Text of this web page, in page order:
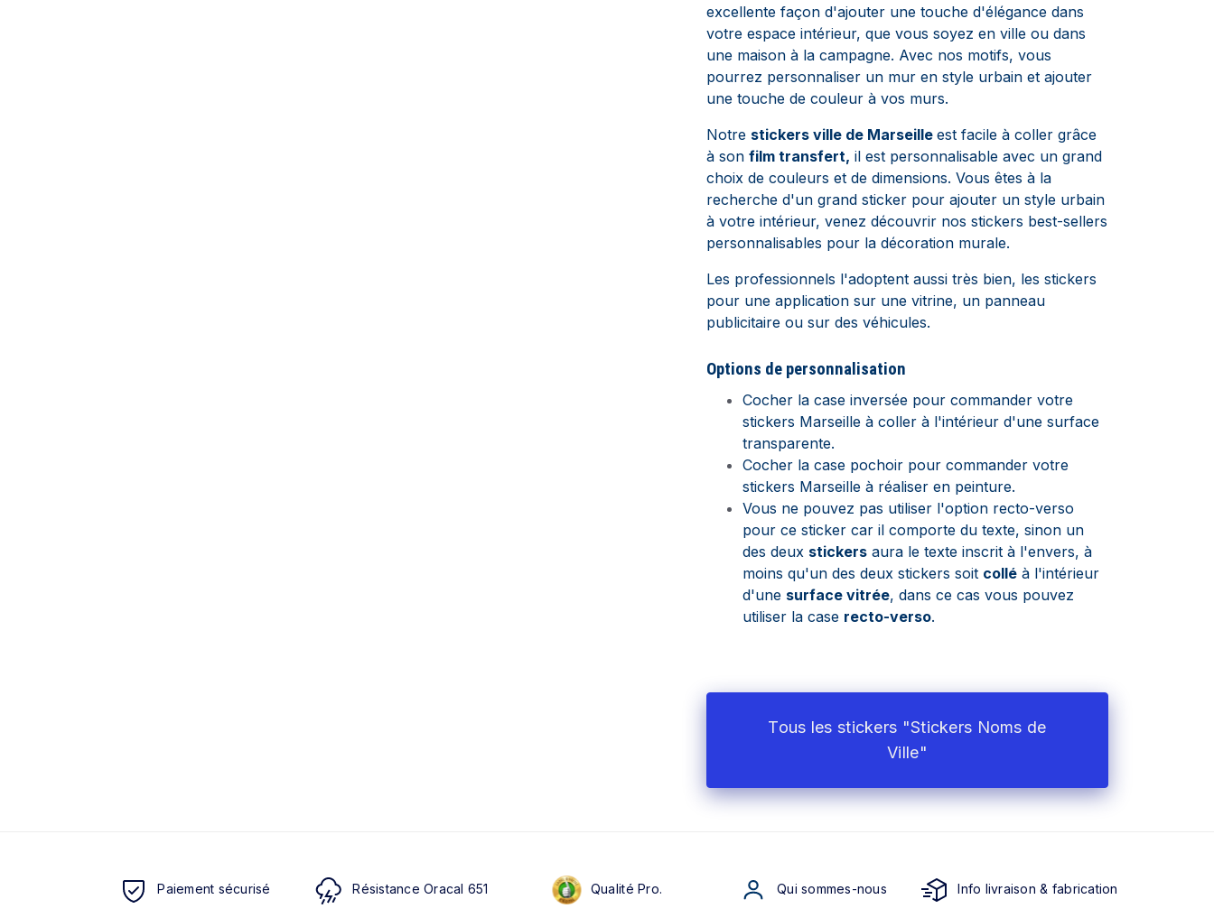
excellente façon d'ajouter une touche d'élégance dans
votre espace intérieur, que vous soyez en ville ou dans
une maison à la campagne. Avec nos motifs, vous
pourrez personnaliser un mur en style urbain et ajouter
une touche de couleur à vos murs.
Notre stickers ville de Marseille est facile à coller grâce
à son film transfert, il est personnalisable avec un grand
choix de couleurs et de dimensions. Vous êtes à la
recherche d'un grand sticker pour ajouter un style urbain
à votre intérieur, venez découvrir nos stickers best-sellers
personnalisables pour la décoration murale.
Les professionnels l'adoptent aussi très bien, les stickers
pour une application sur une vitrine, un panneau
publicitaire ou sur des véhicules.
Options de personnalisation
Cocher la case inversée pour commander votre
stickers Marseille à coller à l'intérieur d'une surface
transparente.
Cocher la case pochoir pour commander votre
stickers Marseille à réaliser en peinture.
Vous ne pouvez pas utiliser l'option recto-verso
pour ce sticker car il comporte du texte, sinon un
des deux stickers aura le texte inscrit à l'envers, à
moins qu'un des deux stickers soit collé à l'intérieur
d'une surface vitrée, dans ce cas vous pouvez
utiliser la case recto-verso.
Tous les stickers "Stickers Noms de
Ville"
Paiement sécurisé Résistance Oracal 651 Qualité Pro. Qui sommes-nous Info livraison & fabrication